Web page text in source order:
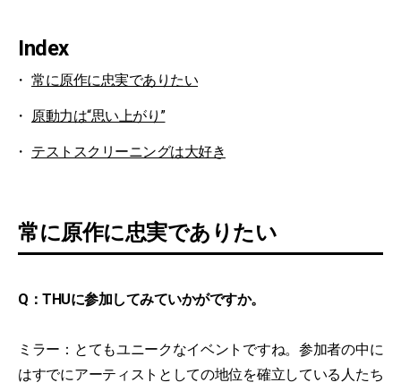
Index
常に原作に忠実でありたい
原動力は“思い上がり”
テストスクリーニングは大好き
常に原作に忠実でありたい
Q：THUに参加してみていかがですか。
ミラー：とてもユニークなイベントですね。参加者の中に
はすでにアーティストとしての地位を確立している人たち